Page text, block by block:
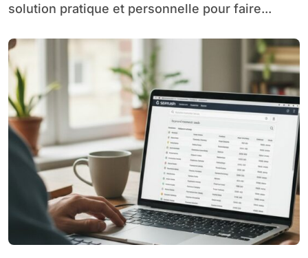
solution pratique et personnelle pour faire...